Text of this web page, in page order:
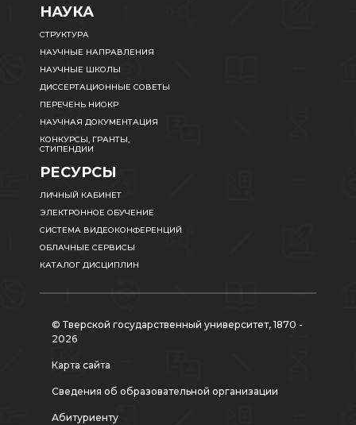
НАУКА
СТРУКТУРА
НАУЧНЫЕ НАПРАВЛЕНИЯ
НАУЧНЫЕ ШКОЛЫ
ДИССЕРТАЦИОННЫЕ СОВЕТЫ
ПЕРЕЧЕНЬ НИОКР
НАУЧНАЯ ДОКУМЕНТАЦИЯ
КОНКУРСЫ, ГРАНТЫ,
СТИПЕНДИИ
РЕСУРСЫ
ЛИЧНЫЙ КАБИНЕТ
ЭЛЕКТРОННОЕ ОБУЧЕНИЕ
СИСТЕМА ВИДЕОКОНФЕРЕНЦИЙ
ОБЛАЧНЫЕ СЕРВИСЫ
КАТАЛОГ ДИСЦИПЛИН
© Тверской государственный университет, 1870 -
2026
Карта сайта
Сведения об образовательной организации
Абитуриенту